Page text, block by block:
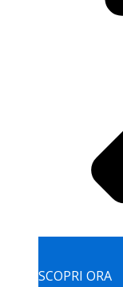
SCOPRI ORA